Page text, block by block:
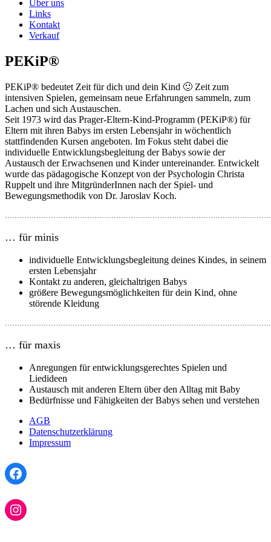
Über uns
Links
Kontakt
Verkauf
PEKiP®
PEKiP® bedeutet Zeit für dich und dein Kind 🙂 Zeit zum
intensiven Spielen, gemeinsam neue Erfahrungen sammeln, zum
Lachen und sich Austauschen.
Seit 1973 wird das Prager-Eltern-Kind-Programm (PEKiP®) für
Eltern mit ihren Babys im ersten Lebensjahr in wöchentlich
stattfindenden Kursen angeboten. Im Fokus steht dabei die
individuelle Entwicklungsbegleitung der Babys sowie der
Austausch der Erwachsenen und Kinder untereinander. Entwickelt
wurde das pädagogische Konzept von der Psychologin Christa
Ruppelt und ihre MitgründerInnen nach der Spiel- und
Bewegungsmethodik von Dr. Jaroslav Koch.
… für minis
individuelle Entwicklungsbegleitung deines Kindes, in seinem
ersten Lebensjahr
Kontakt zu anderen, gleichaltrigen Babys
größere Bewegungsmöglichkeiten für dein Kind, ohne
störende Kleidung
… für maxis
Anregungen für entwicklungsgerechtes Spielen und
Liedideen
Austausch mit anderen Eltern über den Alltag mit Baby
Bedürfnisse und Fähigkeiten der Babys sehen und verstehen
AGB
Datenschutzerklärung
Impressum
Facebook
Instagram